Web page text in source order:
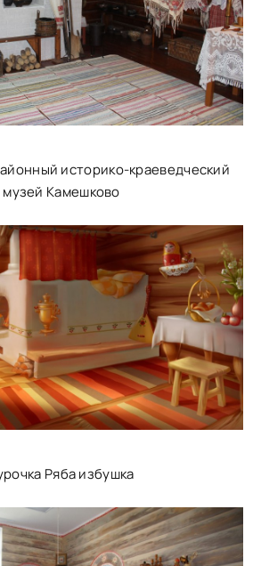
историко-краеведческий
музей Камешково
Ряба избушка